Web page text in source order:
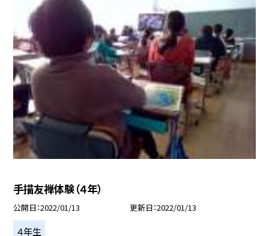
手描友禅体験（４年）
公開日 2022/01/13 更新日 2022/01/13
４年生